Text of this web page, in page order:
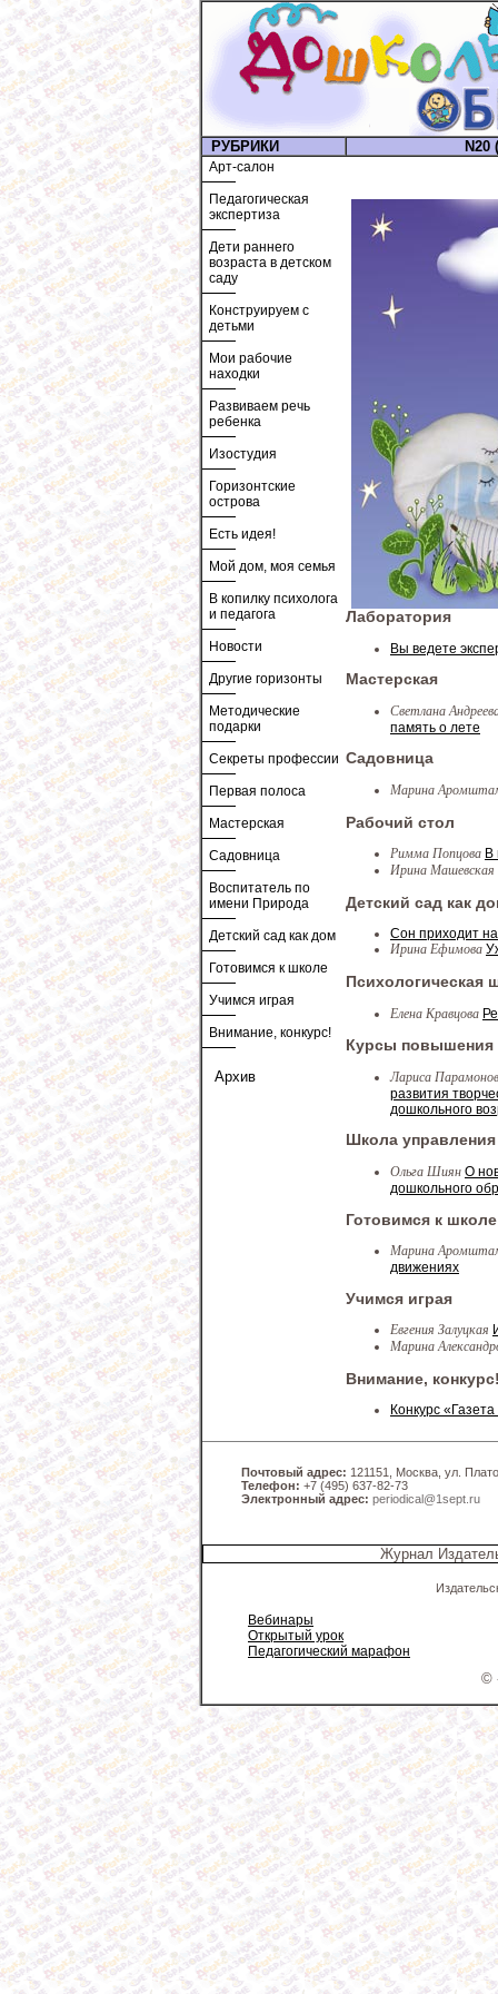
РУБРИКИ N20
Арт-салон
Педагогическая
экспертиза
Дети раннего
возраста в детском
саду
Конструируем с
детьми
Мои рабочие
находки
Развиваем речь
ребенка
Изостудия
Горизонтские
острова
Есть идея!
Мой дом, моя семья
В копилку психолога
и педагога
Новости
Другие горизонты
Методические
подарки
Секреты профессии
Первая полоса
Мастерская
Садовница
Воспитатель по
имени Природа
Детский сад как дом
Готовимся к школе
Учимся играя
Внимание, конкурс!
Архив
Лаборатория
Вы ведете
Мастерская
Светлана
память о лете
Садовница
Марина
Рабочий стол
Римма Попцова В
Ирина Машевская
Детский сад как
Сон приходит
Ирина Ефимова
Психологическая
Елена Кравцова
Курсы повышения
Лариса
развития
дошкольного
Школа управления
Ольга Шиян О
дошкольного
Готовимся к школе
Марина
движениях
Учимся играя
Евгения Залуцкая
Марина
Внимание,
Конкурс
Почтовый адрес: 121151, Москва, ул.
Телефон: +7 (495) 637-82-73
Электронный адрес: periodical@1sept.ru
Журнал
Вебинары
Открытый урок
Педагогический марафон
©